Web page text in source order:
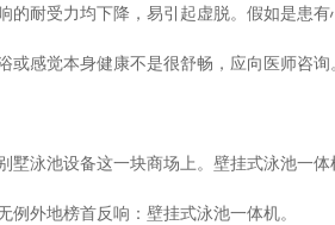
耐受力均下降，易引起虚脱。假如是患
或感觉本身健康不是很舒畅，应向医师咨询
泳池设备这一块商场上。壁挂式泳池一
外地榜首反响：壁挂式泳池一体机。